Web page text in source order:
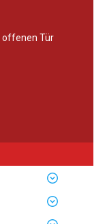
offenen Tür